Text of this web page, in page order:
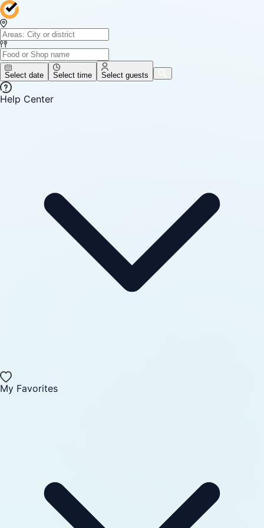
Select date Select time Select guests
Help Center
My Favorites